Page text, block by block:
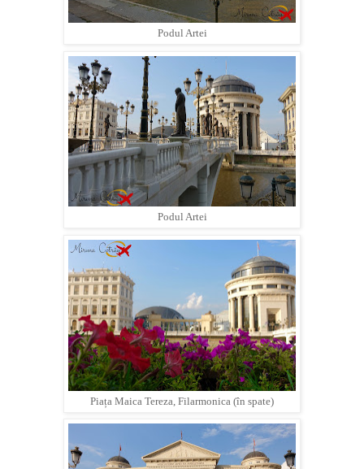
Podul Artei
Podul Artei
Piața Maica Tereza, Filarmonica (în spate)